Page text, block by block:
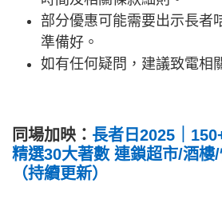
部分優惠可能需要出示長者
準備好。
如有任何疑問，建議致電相
同場加映： 長者日2025｜
精選30大著數 連鎖超市/酒樓
（持續更新）